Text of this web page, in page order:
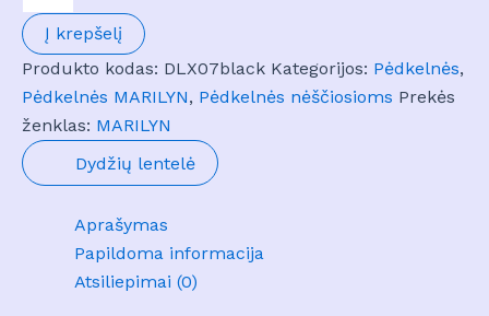
Pėdkelnės
DREAM
Į krepšelį
Produkto kodas: DLX07black Kategorijos: Pėdkelnės,
Pėdkelnės MARILYN, Pėdkelnės nėščiosioms Prekės
ženklas: MARILYN
Dydžių lentelė
Aprašymas
Papildoma informacija
Atsiliepimai (0)